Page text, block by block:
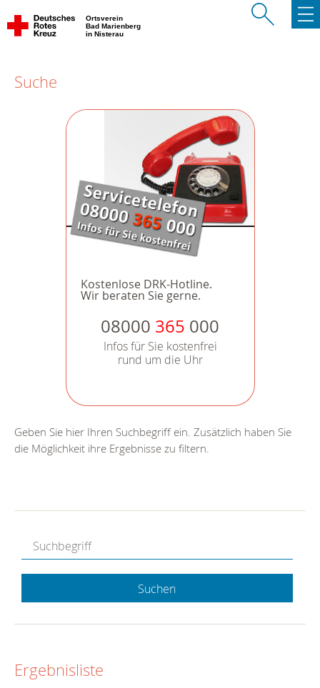
Ortsverein
Bad Marienberg
in Nisterau
Suche
Kostenlose DRK-Hotline.
Wir beraten Sie gerne.
08000 365 000
Infos für Sie kostenfrei
rund um die Uhr
Geben Sie hier Ihren Suchbegriff ein. Zusätzlich haben Sie
die Möglichkeit ihre Ergebnisse zu filtern.
Suchen
Ergebnisliste